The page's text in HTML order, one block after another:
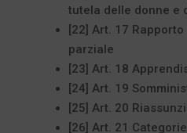
tutela delle donne e
[22] Art. 17
parziale
[23] Art. 18
[24] Art. 19
[25] Art. 20
[26] Art. 21